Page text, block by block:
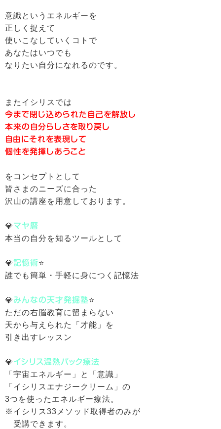
意識というエネルギーを
正しく捉えて
使いこなしていくコトで
あなたはいつでも
なりたい自分になれるのです。
またイシリスでは
今まで閉じ込められた自己を解放し
本来の自分らしさを取り戻し
自由にそれを表現して
個性を発揮しあうこと
をコンセプトとして
皆さまのニーズに合った
沢山の講座を用意しております。
💎マヤ暦
本当の自分を知るツールとして
💎記憶術⭐️
誰でも簡単・手軽に身につく記憶法
💎みんなの天才発掘塾⭐️
ただの右脳教育に留まらない
天から与えられた「才能」を
引き出すレッスン
💎イシリス温熱パック療法
「宇宙エネルギー」と「意識」
「イシリスエナジークリーム」の
3つを使ったエネルギー療法。
※イシリス33メソッド取得者のみが
受講できます。